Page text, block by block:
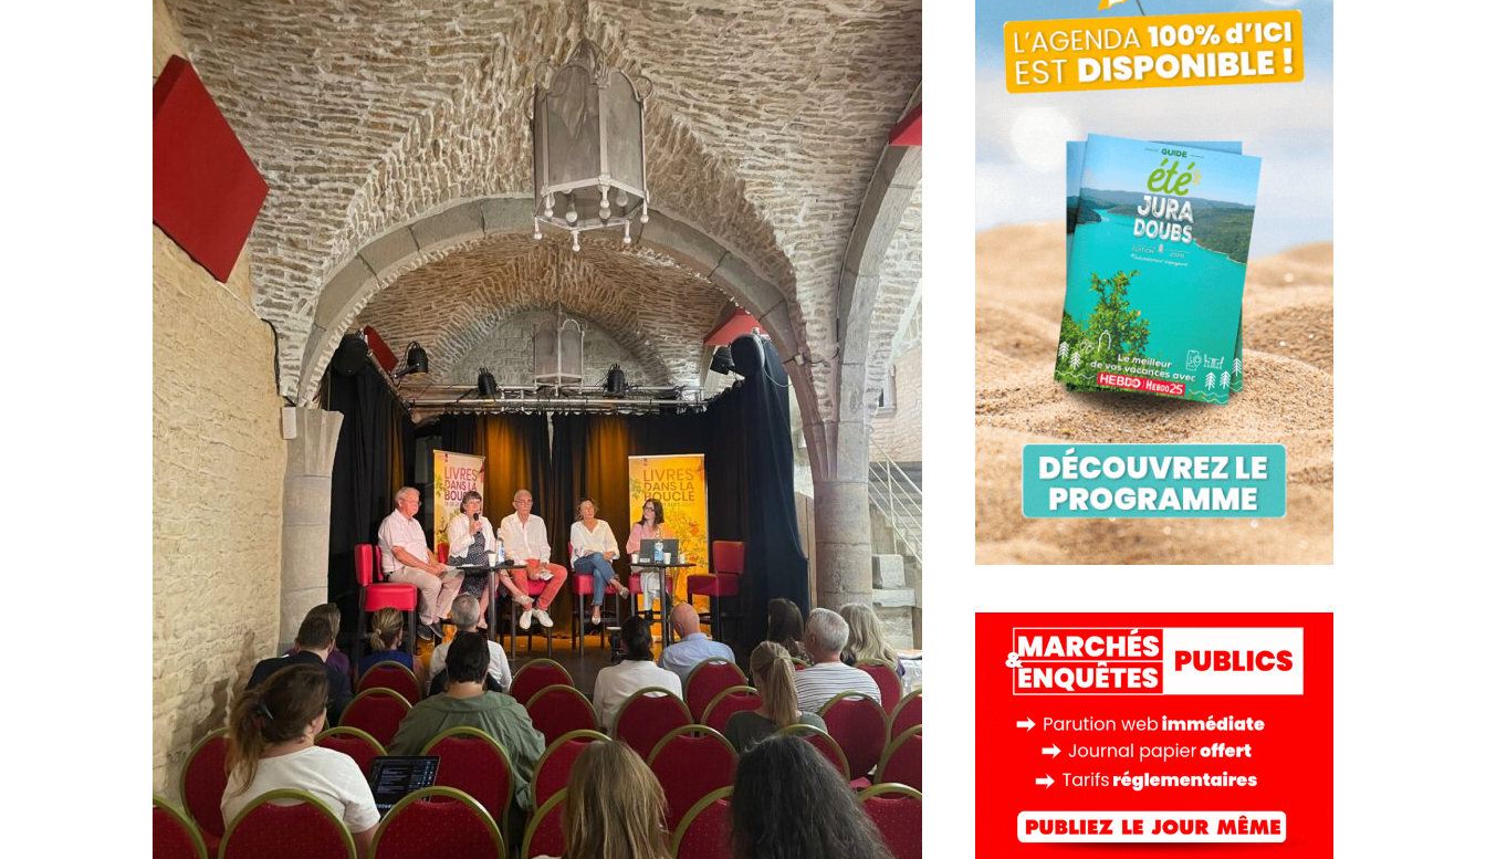
–
Hebdo25